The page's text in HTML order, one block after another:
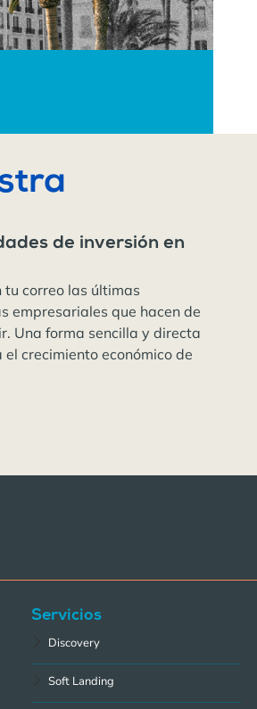
de inversión en
correo las últimas
empresariales que hacen de
Una forma sencilla y directa
crecimiento económico de
Servicios
Discovery
Soft Landing